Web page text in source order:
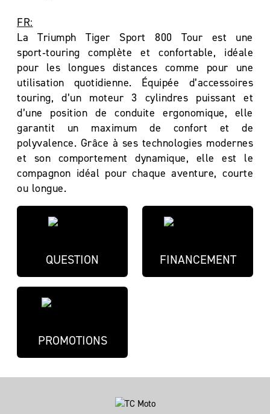
FR:
La Triumph Tiger Sport 800 Tour est une
sport‑touring complète et confortable, idéale
pour les longues distances comme pour une
utilisation quotidienne. Équipée d’accessoires
touring, d’un moteur 3 cylindres puissant et
d’une position de conduite ergonomique, elle
garantit un maximum de confort et de
polyvalence. Grâce à ses technologies modernes
et son comportement dynamique, elle est le
compagnon idéal pour chaque aventure, courte
ou longue.
QUESTION FINANCEMENT
PROMOTIONS